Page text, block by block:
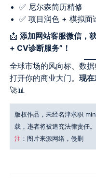
✅ 尼尔森简历精修
✅ 项目润色 + 模拟面
📩 添加网站客服微信，
+ CV诊断服务”！
全球市场的风向标、数
打开你的商业大门。 现
🚀📊
版权作品，未经名津求职
载，违者将被追究法律责任。
注 ：图片来源网络，侵删